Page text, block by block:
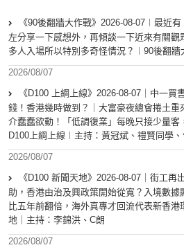
《90後翻牆大作戰》2026-08-07︱最近
左分享一下感想外，再傾談一下近來有關觀
多人入場所以特別多奇怪情況？︱90後翻
2026/08/07
《D100 上綱上線》2026-08-07｜中一
錢！香港幾時做到？｜大富豪夜總會捲土重
介蠢蠢欲動！「低調復業」每晚只接少量客
D100上綱上線︱主持：黃冠斌、禮賢同學
2026/08/07
《D100 新聞天地》2026-08-07｜街工再
助，香港由治及興政策開始從寬？入境數據
比五年前翻倍，海外真專才回流代表新香
地｜主持：李錦洪、C朗
2026/08/07